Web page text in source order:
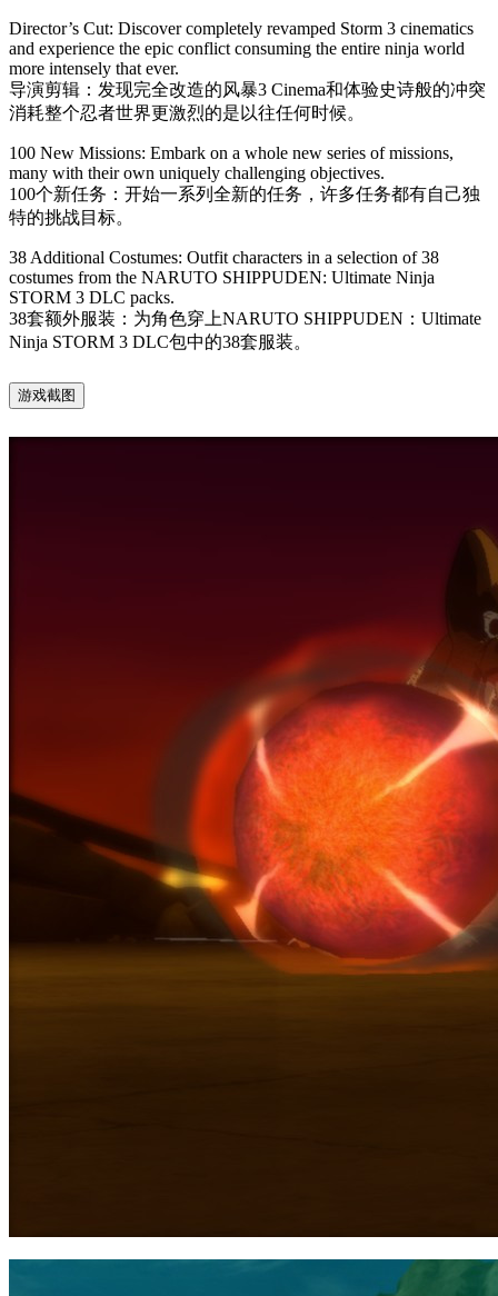
Director’s Cut: Discover completely revamped Storm 3 cinematics
and experience the epic conflict consuming the entire ninja world
more intensely that ever.
导演剪辑：发现完全改造的风暴3 Cinema和体验史诗般的冲突
消耗整个忍者世界更激烈的是以往任何时候。
100 New Missions: Embark on a whole new series of missions,
many with their own uniquely challenging objectives.
100个新任务：开始一系列全新的任务，许多任务都有自己独
特的挑战目标。
38 Additional Costumes: Outfit characters in a selection of 38
costumes from the NARUTO SHIPPUDEN: Ultimate Ninja
STORM 3 DLC packs.
38套额外服装：为角色穿上NARUTO SHIPPUDEN：Ultimate
Ninja STORM 3 DLC包中的38套服装。
游戏截图